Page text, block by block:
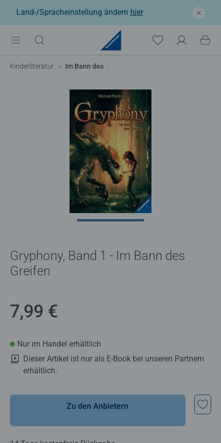
Land-/Spracheinstellung ändern hier
Kinderliteratur Im Bann des Greifen
Gryphony, Band 1 - Im Bann des
Greifen
7,99 €
Nur im Handel erhältlich
Dieser Artikel ist nur als E-Book bei unseren Partnern
erhältlich.
Zu den Anbietern